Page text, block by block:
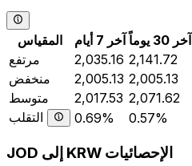
المقياس آخر 7 أيام آخر 30 يوماً
مرتفع
2,035.16 2,141.72
منخفض
2,005.13 2,005.13
متوسط
2,017.53 2,071.62
التقلب
0.69% 0.57%
JOD إلى KRW الإحصائيات